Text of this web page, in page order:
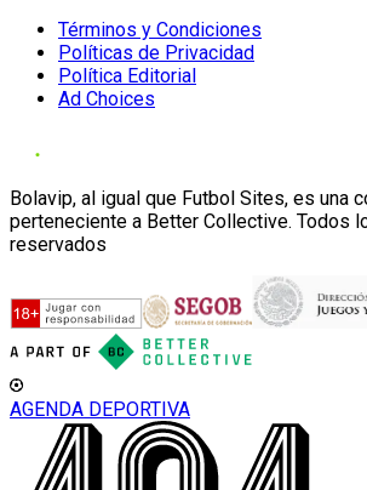
Términos y Condiciones
Políticas de Privacidad
Política Editorial
Ad Choices
Bolavip, al igual que Futbol Sites, es una
perteneciente a Better Collective. Todos
reservados
AGENDA DEPORTIVA